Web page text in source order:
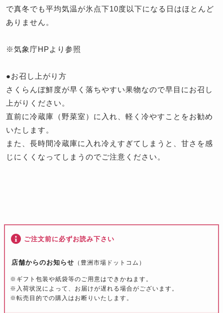
で真冬でも平均気温が氷点下10度以下になる日はほとんど
ありません。
※気象庁HPより参照
●お召し上がり方
さくらんぼ鮮度が早く落ちやすい果物なので早目にお召し
上がりください。
直前に冷蔵庫（野菜室）に入れ、軽く冷やすことをお勧め
いたします。
また、長時間冷蔵庫に入れ冷えすぎてしまうと、甘さを感
じにくくなってしまうのでご注意ください。
ご注文前に必ずお読み下さい
店舗からのお知らせ （豊洲市場ドットコム）
※ギフト包装や紙袋等のご用意はできかねます。
※入荷状況によって、お届けが遅れる場合がございます。
※転売目的での購入はお断りいたします。